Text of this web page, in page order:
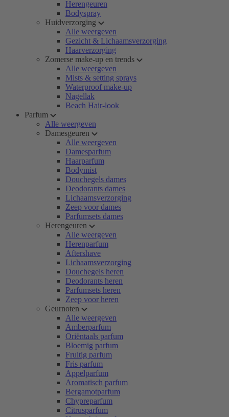
Herengeuren
Bodyspray
Huidverzorging
Alle weergeven
Gezicht & Lichaamsverzorging
Haarverzorging
Zomerse make-up en trends
Alle weergeven
Mists & setting sprays
Waterproof make-up
Nagellak
Beach Hair-look
Parfum
Alle weergeven
Damesgeuren
Alle weergeven
Damesparfum
Haarparfum
Bodymist
Douchegels dames
Deodorants dames
Lichaamsverzorging
Zeep voor dames
Parfumsets dames
Herengeuren
Alle weergeven
Herenparfum
Aftershave
Lichaamsverzorging
Douchegels heren
Deodorants heren
Parfumsets heren
Zeep voor heren
Geurnoten
Alle weergeven
Amberparfum
Oriëntaals parfum
Bloemig parfum
Fruitig parfum
Fris parfum
Appelparfum
Aromatisch parfum
Bergamotparfum
Chypreparfum
Citrusparfum